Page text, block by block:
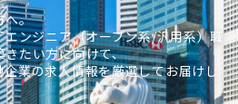
へ。
ンジニア（オープン系/汎用系）職
たい方に向けて、
業の求人情報を厳選してお届けし